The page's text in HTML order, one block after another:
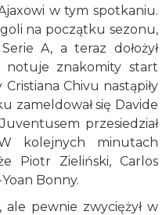
w tym spotkaniu.
na początku sezonu,
A, a teraz dołożył
znakomity start
Chivu nastąpiły
zameldował się Davide
przesiedział
kolejnych minutach
Piotr Zieliński, Carlos
Bonny.
ale pewnie zwyciężył w